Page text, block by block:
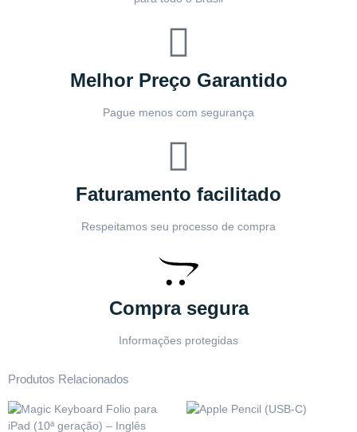
Melhor Preço Garantido
Pague menos com segurança
Faturamento facilitado
Respeitamos seu processo de compra
Compra segura
Informações protegidas
Produtos Relacionados